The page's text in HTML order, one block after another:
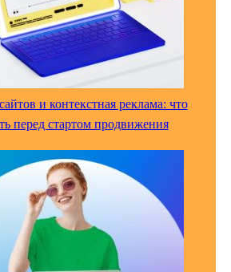
и контекстная реклама: что
перед стартом продвижения